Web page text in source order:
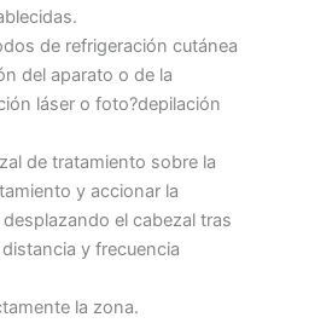
de refrigeración cutánea
del aparato o de la
láser o foto?depilación
de tratamiento sobre la
y accionar la
el cabezal tras
y frecuencia
la zona.